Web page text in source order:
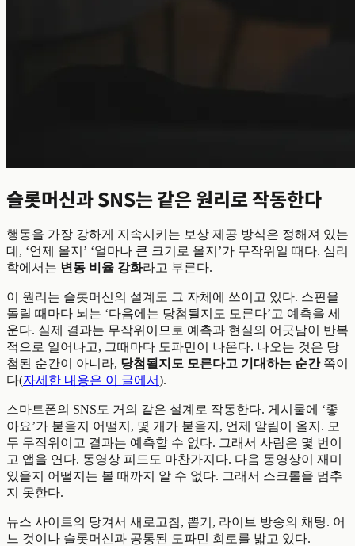
슬롯머신과 SNS는 같은 원리로 작동한다
행동을 가장 강하게 지속시키는 보상 제공 방식은 정해져 있는
데, ‘언제 올지’ ‘얼마나 큰 크기로 올지’가 무작위일 때다. 심리
학에서는 변동 비율 강화라고 부른다.
이 원리는 슬롯머신의 설계도 그 자체에 쓰이고 있다. 스핀을
돌릴 때마다 뇌는 ‘다음에는 당첨될지도 모른다’고 예측을 세
운다. 실제 결과는 무작위이므로 예측과 현실의 어긋남이 반복
적으로 일어나고, 그때마다 도파민이 나온다. 나오는 것은 당
첨된 순간이 아니라, 당첨될지도 모른다고 기대하는 순간쪽이
다(자세한 내용은 이 글에서).
스마트폰의 SNS도 거의 같은 설계로 작동한다. 게시물에 ‘좋
아요’가 붙을지 어떨지, 몇 개가 붙을지, 언제 알림이 올지. 모
두 무작위이고 결과는 예측할 수 없다. 그래서 사람은 몇 번이
고 앱을 연다. 동영상 피드도 마찬가지다. 다음 동영상이 재미
있을지 어떨지는 볼 때까지 알 수 없다. 그래서 스크롤을 멈추
지 못한다.
뉴스 사이트의 당겨서 새로고침, 뽑기, 라이브 방송의 채팅. 어
느 것이나 슬롯머신과 공통된 도파민 회로를 밟고 있다.